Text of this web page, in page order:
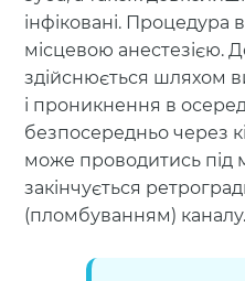
інфіковані. Процедура
місцевою анестезією.
здійснюється шляхом
і проникнення в
безпосередньо через
може проводитись під
закінчується
(пломбуванням) каналу.